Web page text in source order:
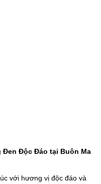
Đen Độc Đáo tại Buôn Ma
với hương vị độc đáo và